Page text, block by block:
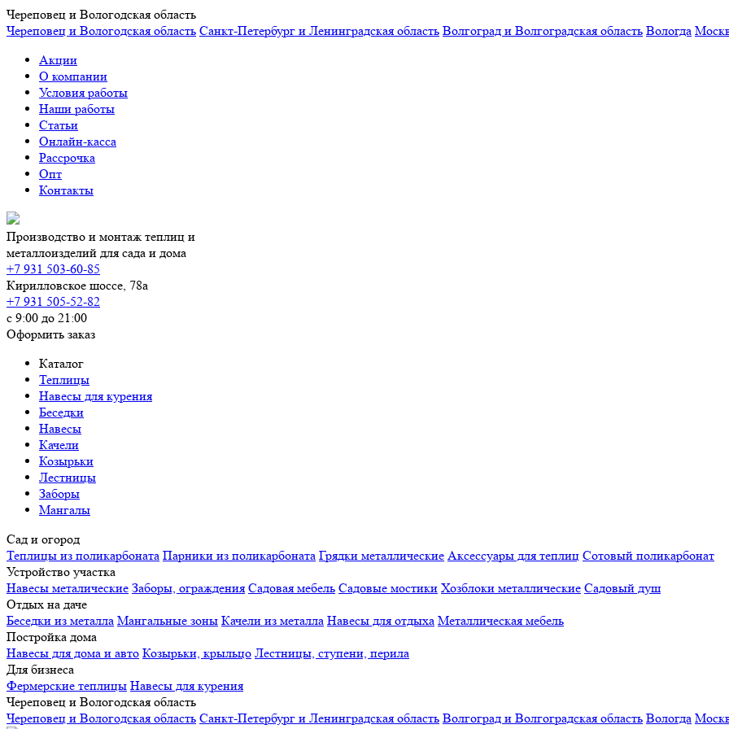
Череповец и Вологодская область
Череповец и Вологодская область Санкт-Петербург и Ленинградская область Волгоград и Волгоградская область Вологда
Акции
О компании
Условия работы
Наши работы
Статьи
Онлайн-касса
Рассрочка
Опт
Контакты
Производство и монтаж теплиц и
металлоизделий для сада и дома
+7 931 503-60-85
Кирилловское шоссе, 78а
+7 931 505-52-82
с 9:00 до 21:00
Оформить заказ
Каталог
Теплицы
Навесы для курения
Беседки
Навесы
Качели
Козырьки
Лестницы
Заборы
Мангалы
Сад и огород
Теплицы из поликарбоната Парники из поликарбоната Грядки металлические Аксессуары для теплиц Сотовый поликарбонат
Устройство участка
Навесы металические Заборы, ограждения Садовая мебель Садовые мостики Хозблоки металлические Садовый душ
Отдых на даче
Беседки из металла Мангальные зоны Качели из металла Навесы для отдыха Металлическая мебель
Постройка дома
Навесы для дома и авто Козырьки, крыльцо Лестницы, ступени, перила
Для бизнеса
Фермерские теплицы Навесы для курения
Череповец и Вологодская область
Череповец и Вологодская область Санкт-Петербург и Ленинградская область Волгоград и Волгоградская область Вологда